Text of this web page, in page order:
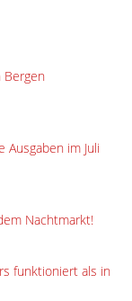
Bergen
im Juli
Nachtmarkt!
funktioniert als in